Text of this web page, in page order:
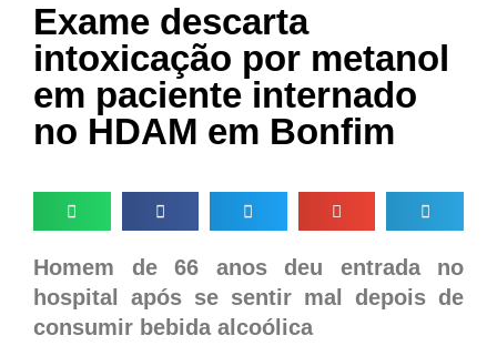
Exame descarta
intoxicação por metanol
em paciente internado
no HDAM em Bonfim
Homem de 66 anos deu entrada no
hospital após se sentir mal depois de
consumir bebida alcoólica